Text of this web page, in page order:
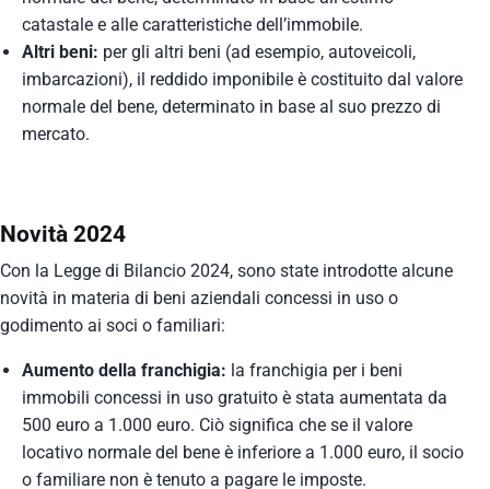
catastale e alle caratteristiche dell’immobile.
Altri beni: per gli altri beni (ad esempio, autoveicoli,
imbarcazioni), il reddido imponibile è costituito dal valore
normale del bene, determinato in base al suo prezzo di
mercato.
Novità 2024
Con la Legge di Bilancio 2024, sono state introdotte alcune
novità in materia di beni aziendali concessi in uso o
godimento ai soci o familiari:
Aumento della franchigia: la franchigia per i beni
immobili concessi in uso gratuito è stata aumentata da
500 euro a 1.000 euro. Ciò significa che se il valore
locativo normale del bene è inferiore a 1.000 euro, il socio
o familiare non è tenuto a pagare le imposte.